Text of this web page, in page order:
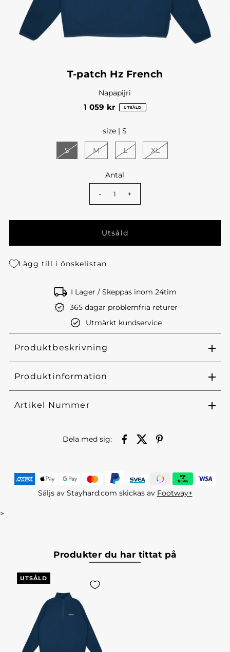
T-patch Hz French
Napapijri
1 059 kr UTSÅLD
size |S
S M L XL
Antal
- +
Lägg till i önskelistan
I Lager / Skeppas inom 24tim
365 dagar problemfria returer
Utmärkt kundservice
Produktbeskrivning
Produktinformation
Artikel Nummer
Dela med sig:
Säljs av Stayhard.com skickas av Footway+
>
Produkter du har tittat på
UTSÅLD